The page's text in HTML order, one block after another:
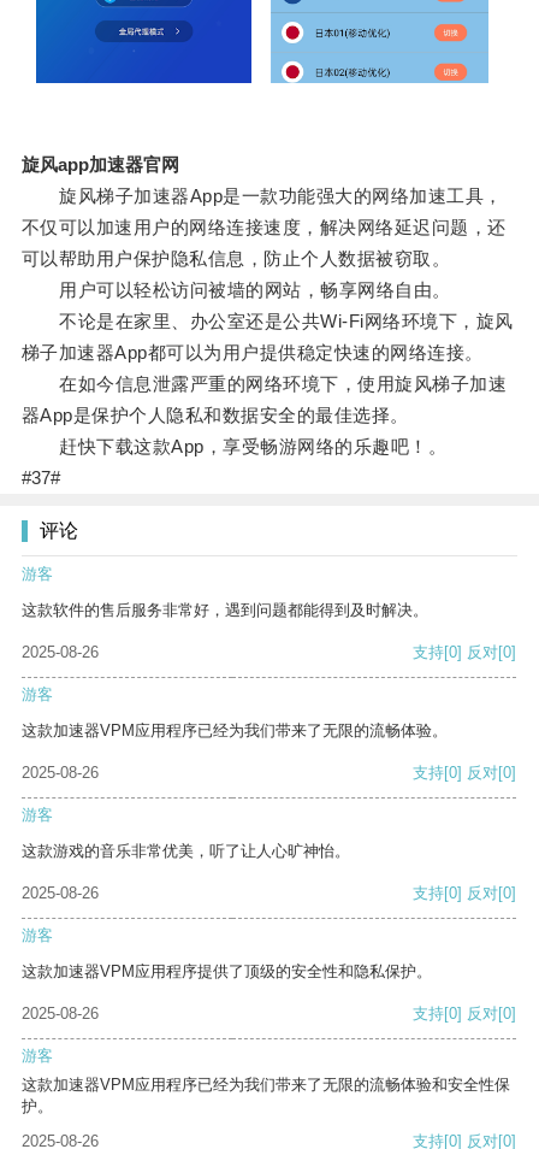
旋风app加速器官网
旋风梯子加速器App是一款功能强大的网络加速工具，
不仅可以加速用户的网络连接速度，解决网络延迟问题，还
可以帮助用户保护隐私信息，防止个人数据被窃取。
用户可以轻松访问被墙的网站，畅享网络自由。
不论是在家里、办公室还是公共Wi-Fi网络环境下，旋风
梯子加速器App都可以为用户提供稳定快速的网络连接。
在如今信息泄露严重的网络环境下，使用旋风梯子加速
器App是保护个人隐私和数据安全的最佳选择。
赶快下载这款App，享受畅游网络的乐趣吧！。
#37#
评论
游客
这款软件的售后服务非常好，遇到问题都能得到及时解决。
2025-08-26 支持[0] 反对[0]
游客
这款加速器VPM应用程序已经为我们带来了无限的流畅体验。
2025-08-26 支持[0] 反对[0]
游客
这款游戏的音乐非常优美，听了让人心旷神怡。
2025-08-26 支持[0] 反对[0]
游客
这款加速器VPM应用程序提供了顶级的安全性和隐私保护。
2025-08-26 支持[0] 反对[0]
游客
这款加速器VPM应用程序已经为我们带来了无限的流畅体验和安全性保
护。
2025-08-26
支持[0] 反对[0]